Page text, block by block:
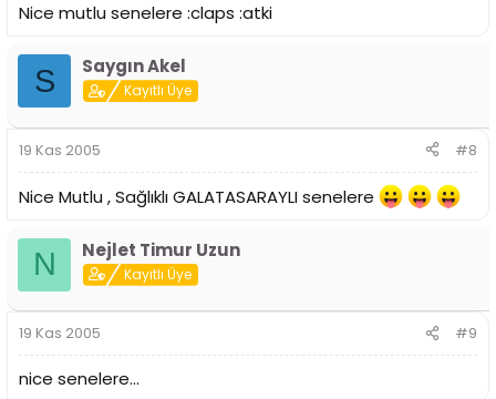
Nice mutlu senelere :claps :atki
S Saygın Akel
Kayıtlı Üye
19 Kas 2005 #8
Nice Mutlu , Sağlıklı GALATASARAYLI senelere
N Nejlet Timur Uzun
Kayıtlı Üye
19 Kas 2005 #9
nice senelere...